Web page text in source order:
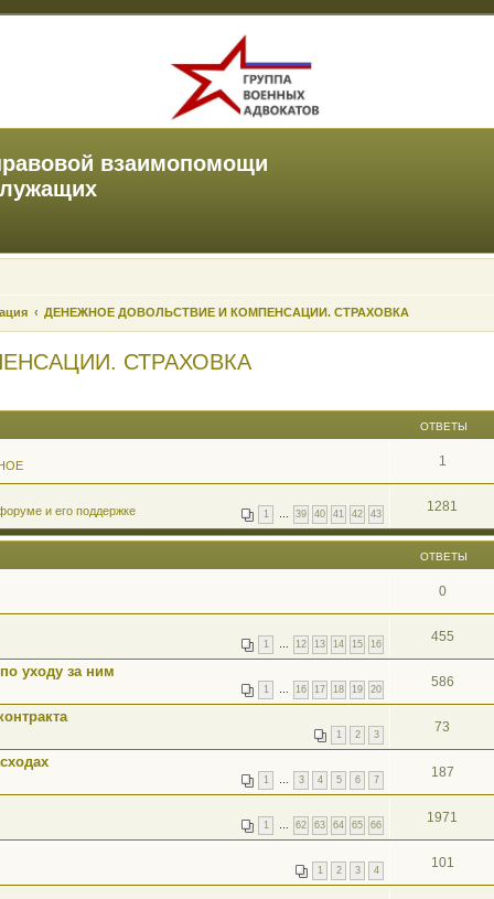
взаимопомощи
ДЕНЕЖНОЕ ДОВОЛЬСТВИЕ И КОМПЕНСАЦИИ. СТРАХОВКА
СТРАХОВКА
ОТВЕТЫ
1
1 … 39 40 41 42 43
и его поддержке 1281
ОТВЕТЫ
0
1 … 12 13 14 15 16 455
уходу за ним
1 … 16 17 18 19 20 586
1 2 3 73
1 … 3 4 5 6 7 187
1 … 62 63 64 65 66 1971
1 2 3 4 101